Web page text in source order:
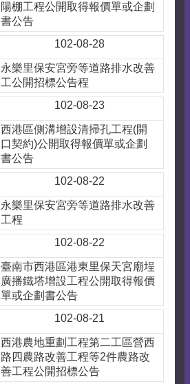
陽棚工程公開取得報價單或企劃
書公告
102-08-28
永樂里保安宮旁等道路排水改善
工公開招標公告程
102-08-23
西港區側溝增設清掃孔工程(開
口契約)公開取得報價單或企劃
書公告
102-08-22
永樂里保安宮旁等道路排水改善
工程
102-08-22
臺南市西港區港東里保天宮廟埕
廣播鐵塔增設工程公開取得報價
單或企劃書公告
102-08-21
西港農地重劃工程第二工區營西
路四農路改善工程等2件農路改
善工程公開招標公告